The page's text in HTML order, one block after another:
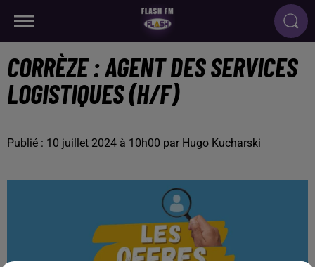
CORRÈZE : AGENT DES SERVICES
LOGISTIQUES (H/F)
Publié : 10 juillet 2024 à 10h00 par Hugo Kucharski